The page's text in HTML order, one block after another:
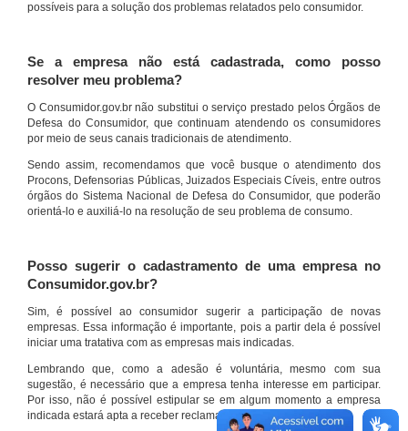
possíveis para a solução dos problemas relatados pelo consumidor.
Se a empresa não está cadastrada, como posso
resolver meu problema?
O Consumidor.gov.br não substitui o serviço prestado pelos Órgãos de
Defesa do Consumidor, que continuam atendendo os consumidores
por meio de seus canais tradicionais de atendimento.
Sendo assim, recomendamos que você busque o atendimento dos
Procons, Defensorias Públicas, Juizados Especiais Cíveis, entre outros
órgãos do Sistema Nacional de Defesa do Consumidor, que poderão
orientá-lo e auxiliá-lo na resolução de seu problema de consumo.
Posso sugerir o cadastramento de uma empresa no
Consumidor.gov.br?
Sim, é possível ao consumidor sugerir a participação de novas
empresas. Essa informação é importante, pois a partir dela é possível
iniciar uma tratativa com as empresas mais indicadas.
Lembrando que, como a adesão é voluntária, mesmo com sua
sugestão, é necessário que a empresa tenha interesse em participar.
Por isso, não é possível estipular se em algum momento a empresa
indicada estará apta a receber reclamações por meio do site.